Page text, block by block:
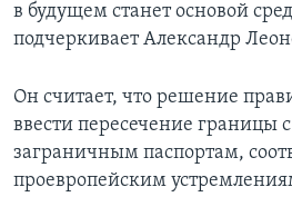
в будущем станет основой
подчеркивает Александр
Он считает, что решение
ввести пересечение границы
заграничным паспортам,
проевропейским